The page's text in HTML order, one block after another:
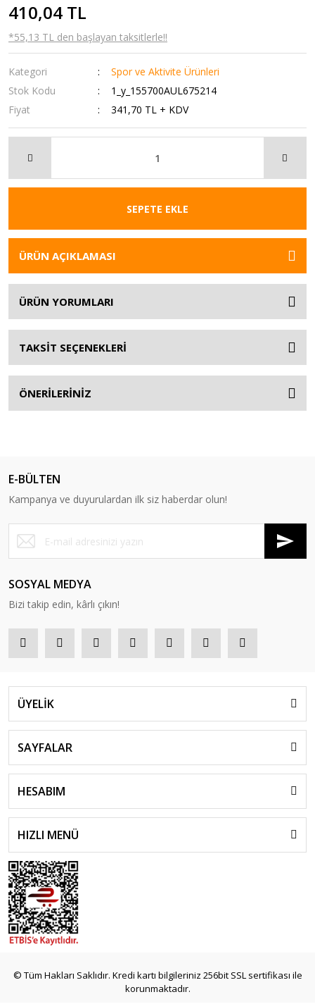
410,04 TL
*55,13 TL den başlayan taksitlerle!!
Kategori
Spor ve Aktivite Ürünleri
Stok Kodu
1_y_155700AUL675214
Fiyat
341,70 TL + KDV
SEPETE EKLE
ÜRÜN AÇIKLAMASI
ÜRÜN YORUMLARI
TAKSİT SEÇENEKLERİ
ÖNERİLERİNİZ
E-BÜLTEN
Kampanya ve duyurulardan ilk siz haberdar olun!
SOSYAL MEDYA
Bizi takip edin, kârlı çıkın!
ÜYELİK
SAYFALAR
HESABIM
HIZLI MENÜ
© Tüm Hakları Saklıdır. Kredi kartı bilgileriniz 256bit SSL sertifikası ile
korunmaktadır.